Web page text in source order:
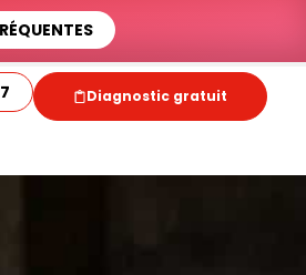
Diagnostic gratuit